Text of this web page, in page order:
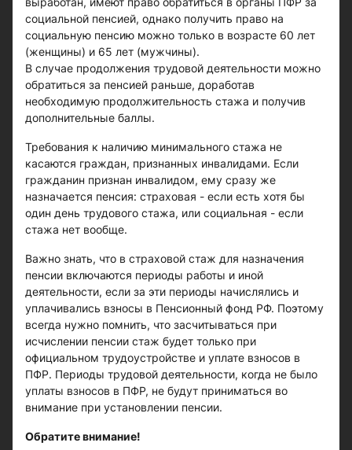
социальной пенсией, однако получить право на
социальную пенсию можно только в возрасте 60 лет
(женщины) и 65 лет (мужчины).
В случае продолжения трудовой деятельности можно
обратиться за пенсией раньше, доработав
необходимую продолжительность стажа и получив
дополнительные баллы.
Требования к наличию минимального стажа не
касаются граждан, признанных инвалидами. Если
гражданин признан инвалидом, ему сразу же
назначается пенсия: страховая - если есть хотя бы
один день трудового стажа, или социальная - если
стажа нет вообще.
Важно знать, что в страховой стаж для назначения
пенсии включаются периоды работы и иной
деятельности, если за эти периоды начислялись и
уплачивались взносы в Пенсионный фонд РФ. Поэтому
всегда нужно помнить, что засчитываться при
исчислении пенсии стаж будет только при
официальном трудоустройстве и уплате взносов в
ПФР. Периоды трудовой деятельности, когда не было
уплаты взносов в ПФР, не будут приниматься во
внимание при установлении пенсии.
Обратите внимание!